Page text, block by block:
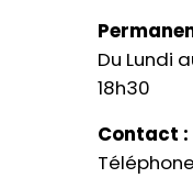
Du Lundi
18h30
Contact :